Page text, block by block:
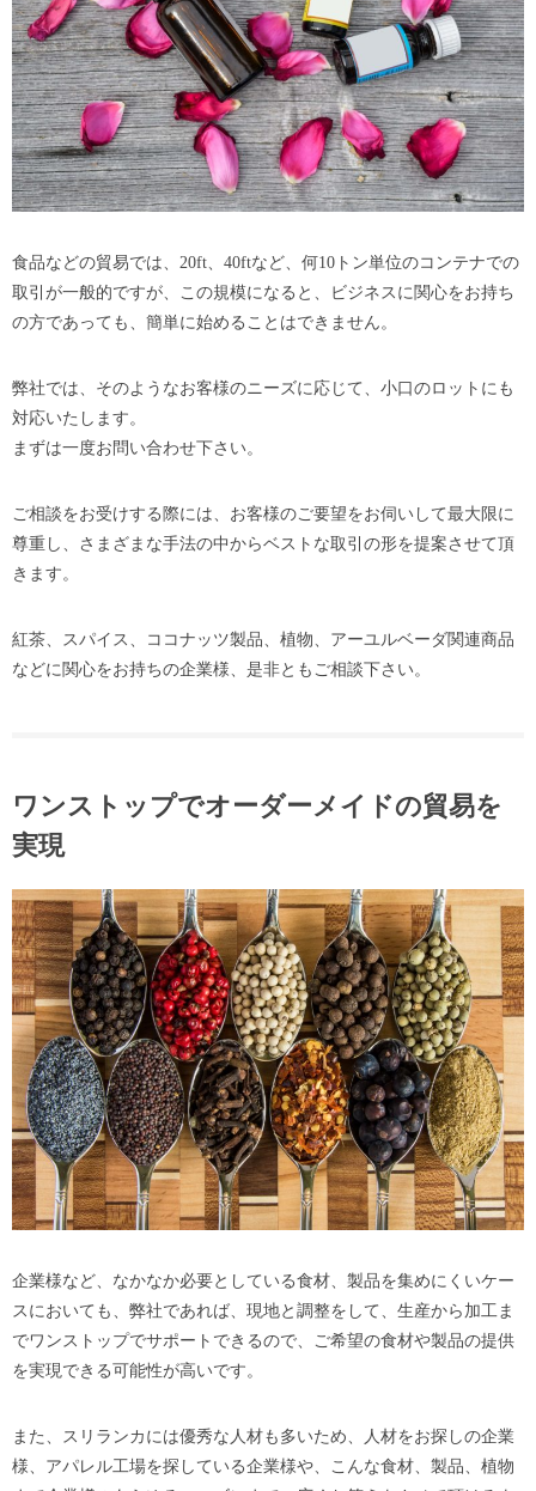
食品などの貿易では、20ft、40ftなど、何10トン単位のコンテナでの
取引が一般的ですが、この規模になると、ビジネスに関心をお持ち
の方であっても、簡単に始めることはできません。
弊社では、そのようなお客様のニーズに応じて、小口のロットにも
対応いたします。
まずは一度お問い合わせ下さい。
ご相談をお受けする際には、お客様のご要望をお伺いして最大限に
尊重し、さまざまな手法の中からベストな取引の形を提案させて頂
きます。
紅茶、スパイス、ココナッツ製品、植物、アーユルベーダ関連商品
などに関心をお持ちの企業様、是非ともご相談下さい。
ワンストップでオーダーメイドの貿易を
実現
企業様など、なかなか必要としている食材、製品を集めにくいケー
スにおいても、弊社であれば、現地と調整をして、生産から加工ま
でワンストップでサポートできるので、ご希望の食材や製品の提供
を実現できる可能性が高いです。
また、スリランカには優秀な人材も多いため、人材をお探しの企業
様、アパレル工場を探している企業様や、こんな食材、製品、植物